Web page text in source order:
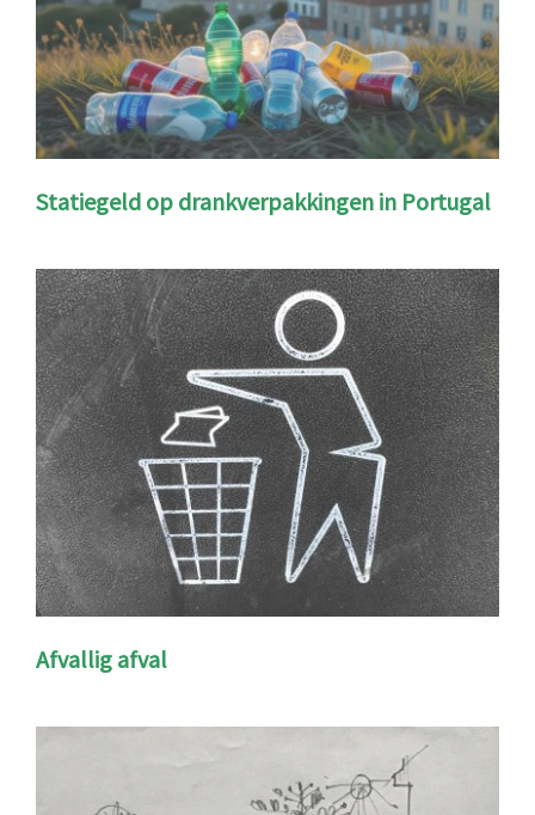
Statiegeld op drankverpakkingen in Portugal
Afvallig afval